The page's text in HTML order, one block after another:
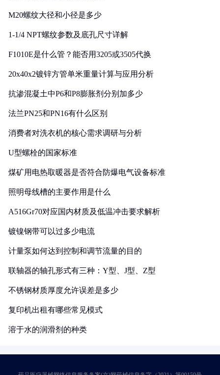
M20螺纹大径和小径是多少
1-1/4 NPT螺纹参数及底孔尺寸详解
F1010E是什么管？能否用3205或3505代换
20x40x2镀锌方管单米重量计算与应用分析
抗渗混凝土中P6和P8膨胀剂分别加多少
法兰PN25和PN16有什么区别
消费者对洗衣机的核心需求调研与分析
U型螺栓的国家标准
煤矿用电热取暖器是否符合防爆电气设备标准
照明母线槽的主要作用是什么
A516Gr70对应国内材质及低温冲击要求解析
镀镍钢带可以过多少电流
计量泵如何达到控制和调节流量的目的
联轴器的轴孔形式有三种：Y型、J型、Z型
不锈钢材质厚度允许误差是多少
复印机出租有哪些常见模式
溶于水的润滑剂的种类